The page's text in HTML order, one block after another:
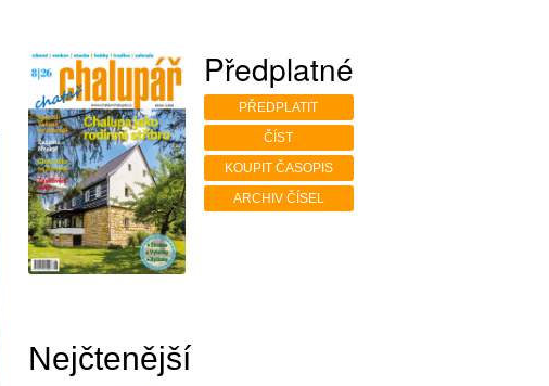
Předplatné
PŘEDPLATIT
ČÍST
KOUPIT ČASOPIS
ARCHIV ČÍSEL
Nejčtenější